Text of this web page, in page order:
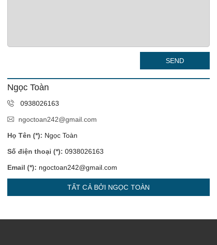
SEND
Ngọc Toàn
0938026163
ngoctoan242@gmail.com
Họ Tên (*): Ngọc Toàn
Số điện thoại (*): 0938026163
Email (*): ngoctoan242@gmail.com
TẤT CẢ BỞI NGỌC TOÀN